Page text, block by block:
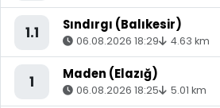
1.1 Sındırgı (Balıkesir)
06.08.2026 18:29 4.63 km
1 Maden (Elazığ)
06.08.2026 18:25 5.01 km